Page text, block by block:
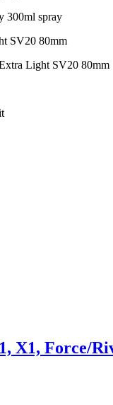
300ml spray
Light SV20 80mm
X1, Force/